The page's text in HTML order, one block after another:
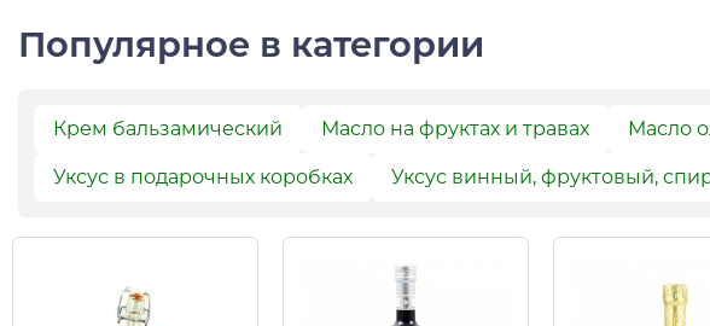
Популярное в категории
Крем бальзамический Масло на фруктах и травах Масло
Уксус в подарочных коробках Уксус винный, фруктовый,